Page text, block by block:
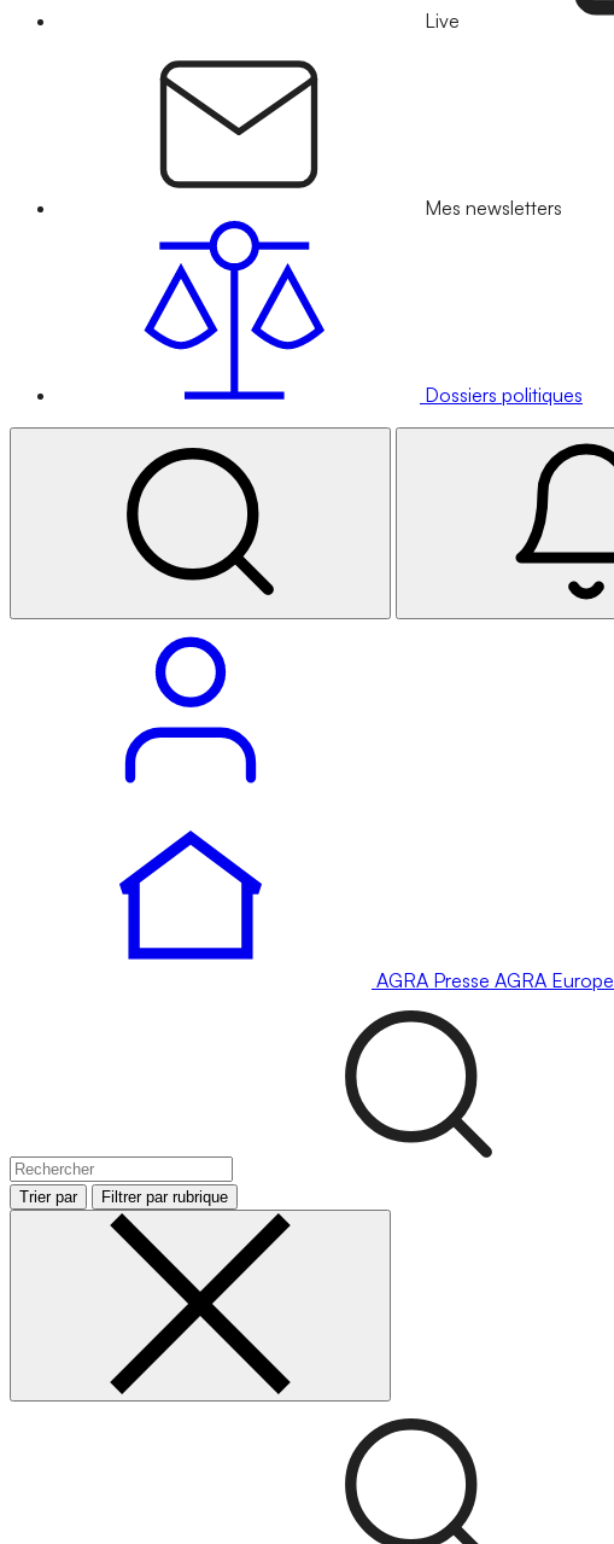
Live
Mes newsletters
Dossiers politiques
AGRA Presse AGRA Europe
Trier par Filtrer par rubrique